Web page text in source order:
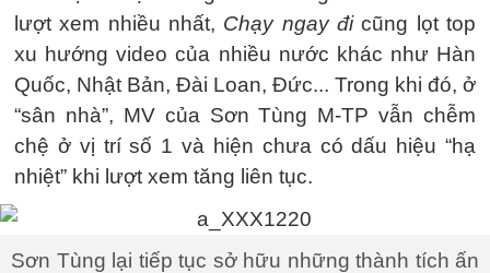
lượt xem nhiều nhất, Chạy ngay đicũng lọt top
xu hướng video của nhiều nước khác như Hàn
Quốc, Nhật Bản, Đài Loan, Đức... Trong khi đó, ở
“sân nhà”, MV của Sơn Tùng M-TP vẫn chễm
chệ ở vị trí số 1 và hiện chưa có dấu hiệu “hạ
nhiệt” khi lượt xem tăng liên tục.
Sơn Tùng lại tiếp tục sở hữu những thành tích ấn